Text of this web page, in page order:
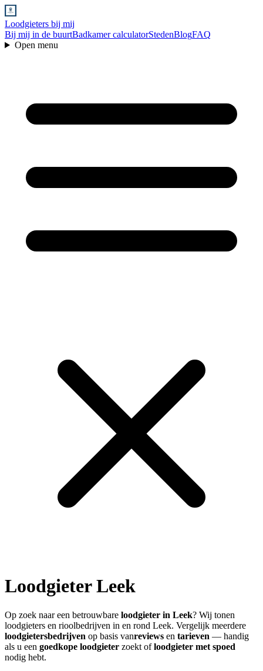
Loodgieters bij mij
Bij mij in de buurtBadkamer calculatorStedenBlogFAQ
Open menu
LoodgieterLeek
Op zoek naar een betrouwbare loodgieter in Leek? Wij tonen
loodgieters en rioolbedrijven in en rond Leek. Vergelijk meerdere
loodgietersbedrijven op basis vanreviews en tarieven — handig
als u een goedkope loodgieter zoekt ofloodgieter met spoed
nodig hebt.